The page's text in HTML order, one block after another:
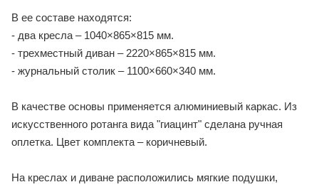
В ее составе находятся:
- два кресла – 1040×865×815 мм.
- трехместный диван – 2220×865×815 мм.
- журнальный столик – 1100×660×340 мм.
В качестве основы применяется алюминиевый каркас. Из
искусственного ротанга вида "гиацинт" сделана ручная
оплетка. Цвет комплекта – коричневый.
На креслах и диване расположились мягкие подушки,